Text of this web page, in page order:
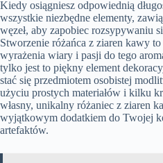
Kiedy osiągniesz odpowiednią
wszystkie niezbędne elementy,
węzeł, aby zapobiec rozsypywaniu
Stworzenie różańca z ziaren kawy
wyrażenia wiary i pasji do tego
tylko jest to piękny element
stać się przedmiotem osobistej
użyciu prostych materiałów i kilku
własny, unikalny różaniec z ziaren
wyjątkowym dodatkiem do Twojej
artefaktów.